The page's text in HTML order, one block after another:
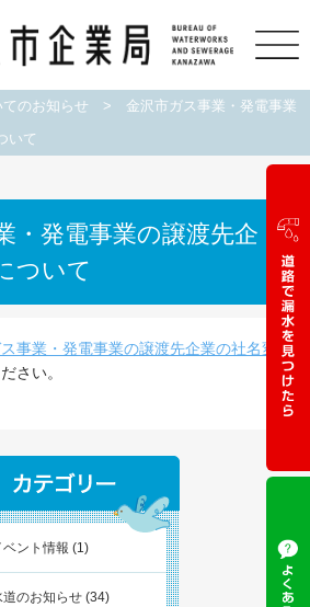
のお知らせ > 金沢市ガス事業・発電事業
いて
・発電事業の譲渡先企
ついて
事業・発電事業の譲渡先企業の社名変
さい。
ベント情報 (1)
道のお知らせ (34)